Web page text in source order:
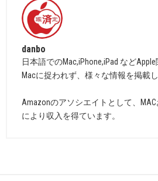
danbo
日本語でのMac,iPhone,iPad など
Macに捉われず、様々な情報を掲載し
Amazonのアソシエイトとして、
により収入を得ています。